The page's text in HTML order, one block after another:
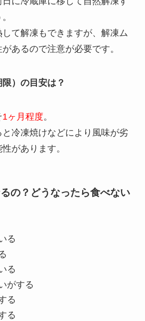
て解凍もできますが、解凍ム
あるので注意が必要です。
）の目安は？
1ヶ月程度。
冷凍焼けなどにより風味が劣
があります。
の？どうなったら食べない
る
る
がする
る
る